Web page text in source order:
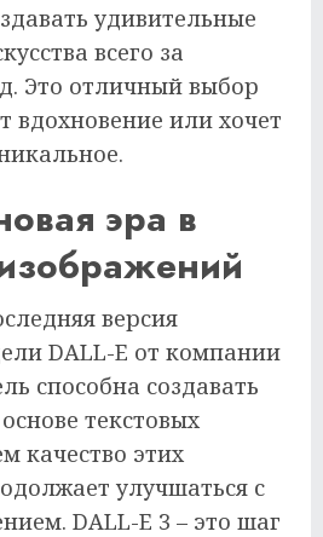
удивительные
всего за
Это отличный выбор
вдохновение или хочет
эра в
версия
DALL-E от компании
способна создавать
текстовых
качество этих
улучшаться с
DALL-E 3 – это шаг